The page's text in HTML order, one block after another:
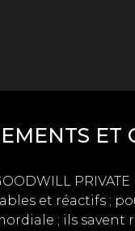
ET
PRIVATE
et réactifs ;
; ils savent